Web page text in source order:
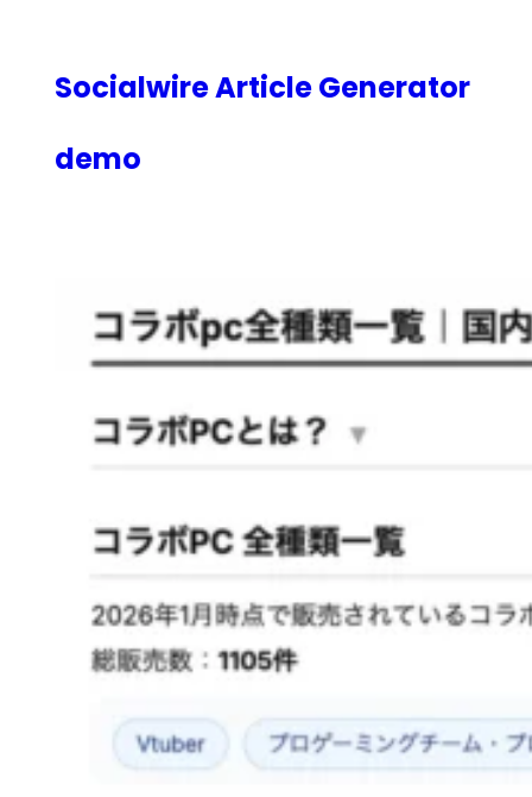
Socialwire Article Generator
demo